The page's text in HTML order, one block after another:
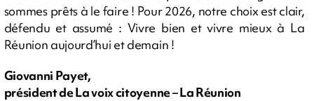
sommes prêts à le faire ! Pour 2026, notre choix est clair,
défendu et assumé : Vivre bien et vivre mieux à La
Réunion aujourd’hui et demain !
Giovanni Payet,
président de La voix citoyenne – La Réunion